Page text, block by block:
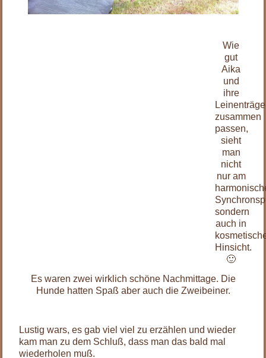
Wie
gut
Aika
und
ihre
zusammen
passen,
sieht
man
nicht
nur am
sondern
auch in
Hinsicht.
🙂
Es waren zwei wirklich schöne Nachmittage. Die
Hunde hatten Spaß aber auch die Zweibeiner.
Lustig wars, es gab viel viel zu erzählen und wieder
kam man zu dem Schluß, dass man das bald mal
wiederholen muß.